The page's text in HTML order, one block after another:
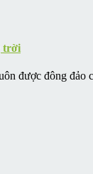
trời
được đông đảo